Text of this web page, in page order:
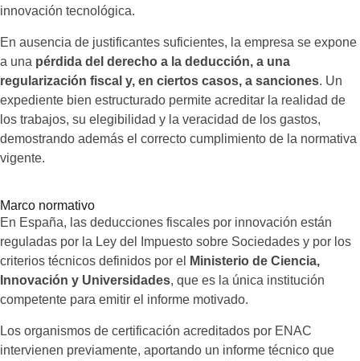
innovación tecnológica.
En ausencia de justificantes suficientes, la empresa se expone
a una pérdida del derecho a la deducción, a una
regularización fiscal y, en ciertos casos, a sanciones. Un
expediente bien estructurado permite acreditar la realidad de
los trabajos, su elegibilidad y la veracidad de los gastos,
demostrando además el correcto cumplimiento de la normativa
vigente.
Marco normativo
En España, las deducciones fiscales por innovación están
reguladas por la Ley del Impuesto sobre Sociedades y por los
criterios técnicos definidos por el
Ministerio de Ciencia,
Innovación y Universidades, que es la única institución
competente para emitir el informe motivado.
Los organismos de certificación acreditados por ENAC
intervienen previamente, aportando un informe técnico que